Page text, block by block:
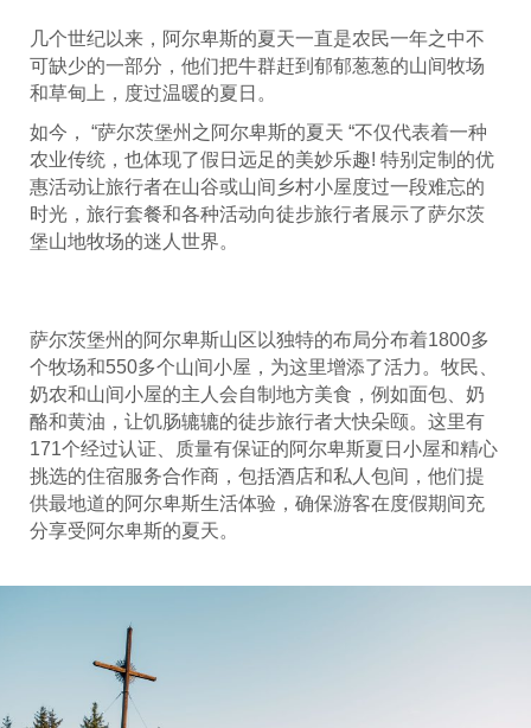
几个世纪以来，阿尔卑斯的夏天一直是农民一年之中不
可缺少的一部分，他们把牛群赶到郁郁葱葱的山间牧场
和草甸上，度过温暖的夏日。
如今， “萨尔茨堡州之阿尔卑斯的夏天 “不仅代表着一种
农业传统，也体现了假日远足的美妙乐趣! 特别定制的优
惠活动让旅行者在山谷或山间乡村小屋度过一段难忘的
时光，旅行套餐和各种活动向徒步旅行者展示了萨尔茨
堡山地牧场的迷人世界。
萨尔茨堡州的阿尔卑斯山区以独特的布局分布着1800多
个牧场和550多个山间小屋，为这里增添了活力。牧民、
奶农和山间小屋的主人会自制地方美食，例如面包、奶
酪和黄油，让饥肠辘辘的徒步旅行者大快朵颐。这里有
171个经过认证、质量有保证的阿尔卑斯夏日小屋和精心
挑选的住宿服务合作商，包括酒店和私人包间，他们提
供最地道的阿尔卑斯生活体验，确保游客在度假期间充
分享受阿尔卑斯的夏天。